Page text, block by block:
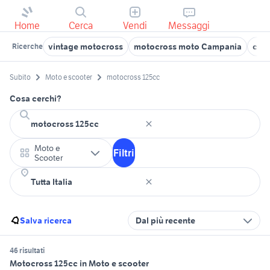
Home Cerca Vendi Messaggi
Ricerche vintage motocross motocross moto Campania
Subito Moto e scooter motocross 125cc
Cosa cerchi?
Moto e
Scooter
Filtri
Salva ricerca Dal più recente
46 risultati
Motocross 125cc in Moto e scooter